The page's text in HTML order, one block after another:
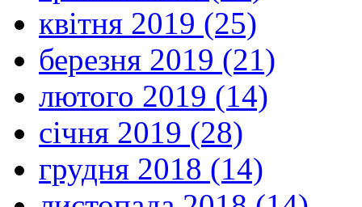
квітня 2019 (25)
березня 2019 (21)
лютого 2019 (14)
січня 2019 (28)
грудня 2018 (14)